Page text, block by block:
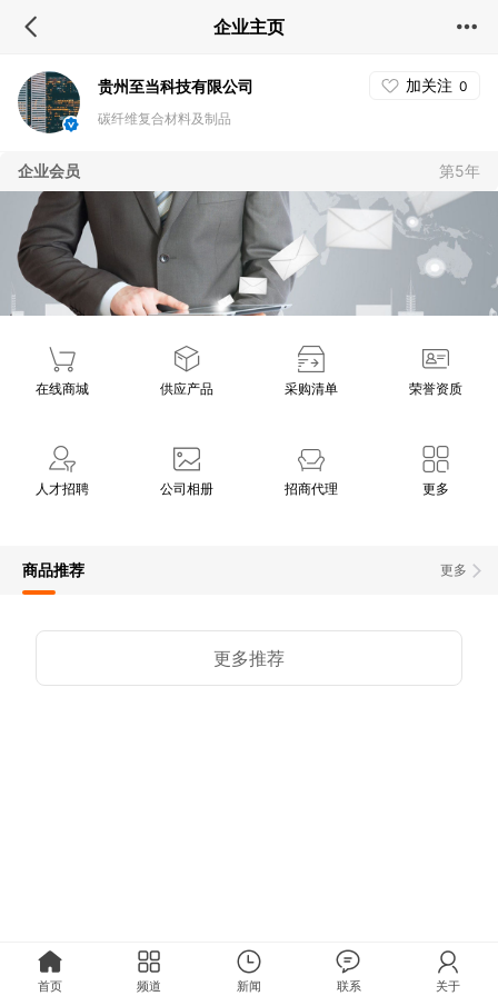
企业主页
贵州至当科技有限公司 加关注 0
碳纤维复合材料及制品
企业会员 第5年
在线商城 供应产品 采购清单 荣誉资质
人才招聘 公司相册 招商代理 更多
更多
商品推荐
更多推荐
首页 频道 新闻 联系 关于